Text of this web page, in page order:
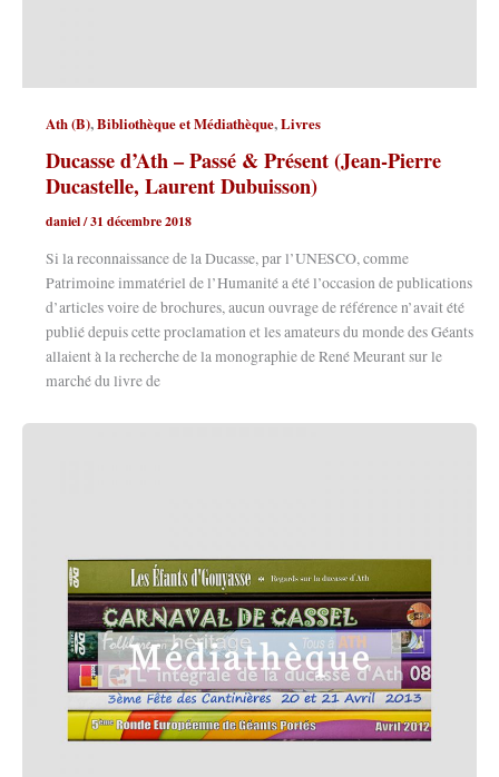
Ath (B),Bibliothèque et Médiathèque,Livres
Ducasse d’Ath – Passé & Présent (Jean-Pierre
Ducastelle, Laurent Dubuisson)
daniel/31 décembre 2018
Si la reconnaissance de la Ducasse, par l’UNESCO, comme
Patrimoine immatériel de l’Humanité a été l’occasion de publications
d’articles voire de brochures, aucun ouvrage de référence n’avait été
publié depuis cette proclamation et les amateurs du monde des Géants
allaient à la recherche de la monographie de René Meurant sur le
marché du livre de